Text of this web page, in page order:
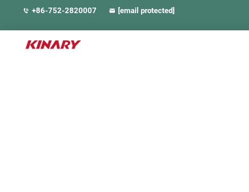
+86-752-2820007 [email protected]